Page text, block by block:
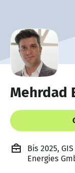
Mehrdad
Bis 2025,
Energies